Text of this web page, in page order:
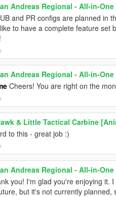
Andreas Regional - All-in-
and PR configs are planned in
to have a complete feature set
Andreas Regional - All-in-
Cheers! You are right on the
& Little Tactical Carbine
to this - great job :)
Andreas Regional - All-in-
you! I'm glad you're enjoying it.
but it's not currently planned,